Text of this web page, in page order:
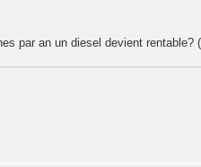
par an un diesel devient